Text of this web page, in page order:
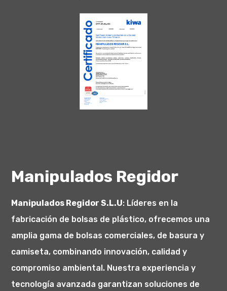
Manipulados Regidor
Manipulados Regidor S.L.U: Líderes en la
fabricación de bolsas de plástico, ofrecemos una
amplia gama de bolsas comerciales, de basura y
camiseta, combinando innovación, calidad y
compromiso ambiental. Nuestra experiencia y
tecnología avanzada garantizan soluciones de